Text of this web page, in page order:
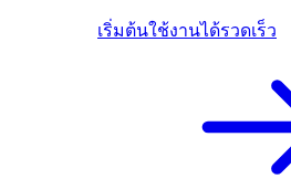
เริ่มต้นใช้งานได้รวดเร็ว